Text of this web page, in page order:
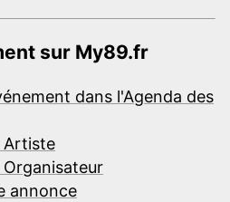
sur My89.fr
dans l'Agenda des
Artiste
annonce